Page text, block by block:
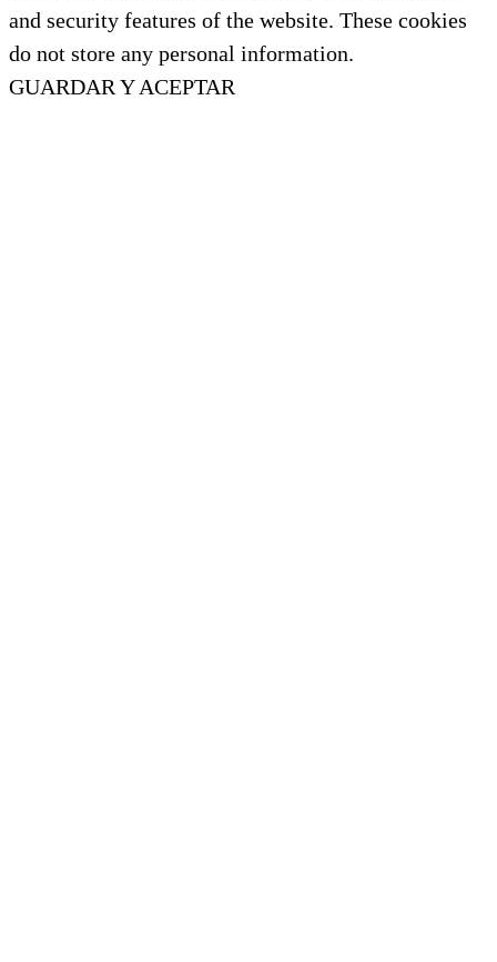
and security features of the website. These cookies
do not store any personal information.
GUARDAR Y ACEPTAR